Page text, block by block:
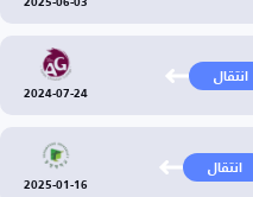
2025-06-03
انتقال
2024-07-24
انتقال
2025-01-16